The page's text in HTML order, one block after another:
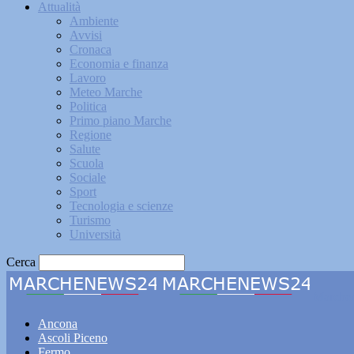
Attualità
Ambiente
Avvisi
Cronaca
Economia e finanza
Lavoro
Meteo Marche
Politica
Primo piano Marche
Regione
Salute
Scuola
Sociale
Sport
Tecnologia e scienze
Turismo
Università
Cerca
Ancona
Ascoli Piceno